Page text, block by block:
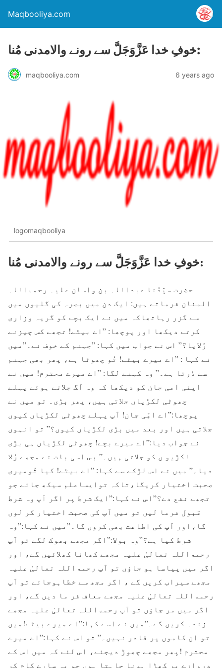
Maqbooliya.com
خوفِ خدا عَزَّوَجَلَّ سے رونے والامدنی مُنا:
maqbooliya.com 6 years ago
logomaqbooliya
خوفِ خدا عَزَّوَجَلَّ سے رونے والامدنی مُنا:
حضرت سیِّدُنا عبداللہ بن واسان علیہ رحمۃاللہ
المنان فرماتے ہیں: ایک دن میں بصرہ کی گلیوں میں
سے گزر رہاتھاکہ میں نے ایک بچے کو گریہ وزاری
کرتے دیکھا اور پوچھا: ”اے بیٹے! تجھے کس چیزنے
رُلایا؟” اس نے جواب میں کہا: ”جہنم کے خوف نے۔”میں
نے کہا : ”اے میرے بیٹے! تُو چھوٹا ہے، پھر بھی جہنم
سے ڈرتا ہے۔” وہ کہنے لگا: ”اے میرے محترم! میں نے
اپنی امی جان کو دیکھا کہ وہ آگ جلاتے ہوئے پہلے
چھوٹی لکڑیاں جلاتی ہیں، پھر بڑی۔ تو میں نے
پوچھا:”اے امِّی جان! آپ پہلے چھوٹی لکڑیاں کیوں
جلاتی ہیں اور بعد میں بڑی لکڑیاں کیوں؟” تو انہوں
نے جواب دیا:”اے میرے بچے! چھوٹی لکڑیاں ہی بڑی
لکڑیو ں کو جلاتی ہیں۔” بس اسی بات نے مجھے رُلا
دیا۔” میں نے اس لڑکے سے کہا: ”اے بیٹے! کیا تُومیری
صحبت اختیار کریگا،تاکہ توایساعلم سیکھ جائے جو
تجھے نفع دے؟”اس نے کہا:”ایک شرط پر اگر آپ وہ شرط
قبول فرما لیں تو میں آپ کی صحبت اختیار کر لوں
گا،اور آپ کی اطاعت بھی کروں گا۔”میں نے کہا:”وہ
شرط کیا ہے؟”وہ بولا:”اگر مجھے بھوک لگے تو آپ
رحمۃاللہ تعالیٰ علیہ مجھے کھانا کھلائیں گے، اور
اگر میں پیاسا ہو جاؤں تو آپ رحمۃاللہ تعالیٰ علیہ
مجھے سیراب کریں گے ، اگر مجھ سے خطاہوجائے تو آپ
رحمۃاللہ تعالیٰ علیہ مجھے معاف فر ما دیں گے، اور
اگر میں مر جاؤں تو آپ رحمۃاللہ تعالیٰ علیہ مجھے
زندہ کریں گے۔”میں نے اسے کہا:”اے میرے بیٹے!میں
تو ان کاموں پر قادر نہیں۔” تو اس نے کہا:”اے میرے
محترم !پھر مجھے چھوڑ دیجئے، اس لئے کہ میں اس کے
دروازے پر کھڑا ہونا چاہتا ہوں جو یہ سارے کام کر